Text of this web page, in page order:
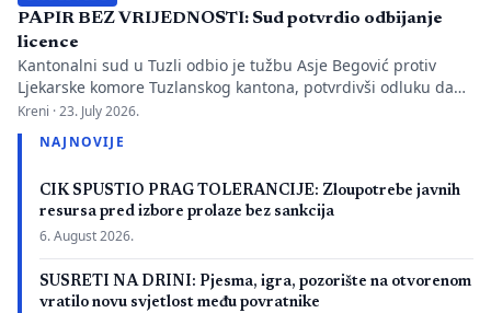
PAPIR BEZ VRIJEDNOSTI: Sud potvrdio odbijanje
licence
Kantonalni sud u Tuzli odbio je tužbu Asje Begović protiv
Ljekarske komore Tuzlanskog kantona, potvrdivši odluku da
joj se ne izda, odnosno ne obnovi licenca za samostalan rad
zbog neispunjavanja propisanih uslova. Presuda bi mogla
imati značaj i za druge postupke koje bivši studenti spornih
Hercegovini. […]
Kreni ·23. July 2026.
NAJNOVIJE
CIK SPUSTIO PRAG TOLERANCIJE: Zloupotrebe javnih
resursa pred izbore prolaze bez sankcija
6. August 2026.
SUSRETI NA DRINI: Pjesma, igra, pozorište na otvorenom
vratilo novu svjetlost među povratnike